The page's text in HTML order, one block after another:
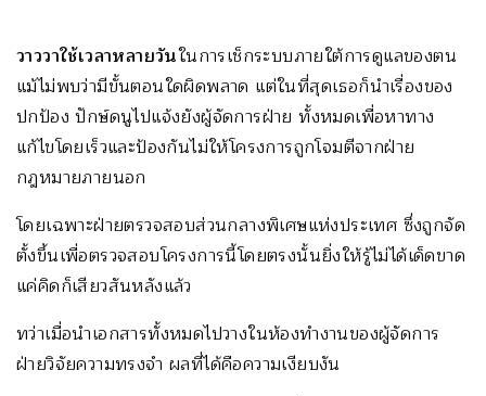
วาววาใช้เวลาหลายวันในการเช็กระบบภายใต้การดูแลของตน
แม้ไม่พบว่ามีขั้นตอนใดผิดพลาด แต่ในที่สุดเธอก็นำเรื่องของ
ปกป้อง ปักษ์ดนูไปแจ้งยังผู้จัดการฝ่าย ทั้งหมดเพื่อหาทาง
แก้ไขโดยเร็วและป้องกันไม่ให้โครงการถูกโจมตีจากฝ่าย
กฎหมายภายนอก
โดยเฉพาะฝ่ายตรวจสอบส่วนกลางพิเศษแห่งประเทศ ซึ่งถูกจัด
ตั้งขึ้นเพื่อตรวจสอบโครงการนี้โดยตรงนั้นยิ่งให้รู้ไม่ได้เด็ดขาด
แค่คิดก็เสียวสันหลังแล้ว
ทว่าเมื่อนำเอกสารทั้งหมดไปวางในห้องทำงานของผู้จัดการ
ฝ่ายวิจัยความทรงจำ ผลที่ได้คือความเงียบงัน